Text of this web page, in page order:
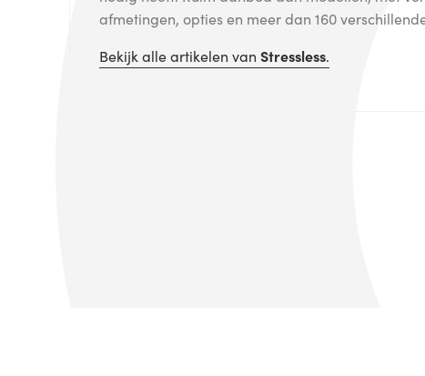
afmetingen, opties en meer dan 160
Bekijk alle artikelen van Stressless.